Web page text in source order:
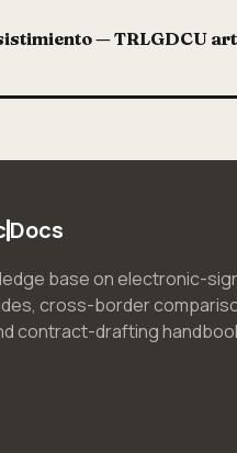
— TRLGDCU
Docs
base on electronic-
cross-border
contract-drafting